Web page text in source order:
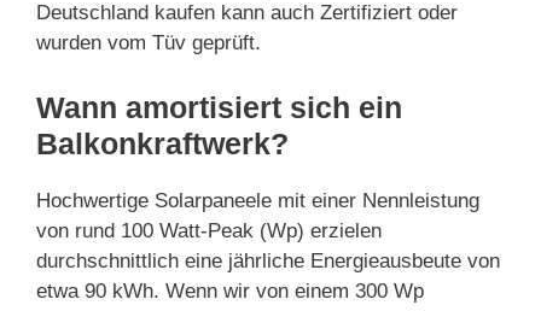
Deutschland kaufen kann auch Zertifiziert oder
wurden vom Tüv geprüft.
Wann amortisiert sich ein
Balkonkraftwerk?
Hochwertige Solarpaneele mit einer Nennleistung
von rund 100 Watt-Peak (Wp) erzielen
durchschnittlich eine jährliche Energieausbeute von
etwa 90 kWh. Wenn wir von einem 300 Wp